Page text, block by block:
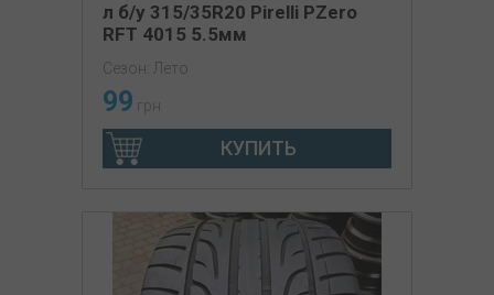
л б/у 315/35R20 Pirelli PZero
RFT 4015 5.5мм
Сезон: Лето
99 грн
КУПИТЬ